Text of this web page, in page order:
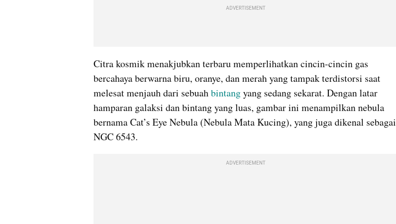
ADVERTISEMENT
Citra kosmik menakjubkan terbaru memperlihatkan cincin-cincin gas
bercahaya berwarna biru, oranye, dan merah yang tampak terdistorsi saat
melesat menjauh dari sebuah bintang yang sedang sekarat. Dengan latar
hamparan galaksi dan bintang yang luas, gambar ini menampilkan nebula
bernama Cat’s Eye Nebula (Nebula Mata Kucing), yang juga dikenal sebagai
NGC 6543.
ADVERTISEMENT